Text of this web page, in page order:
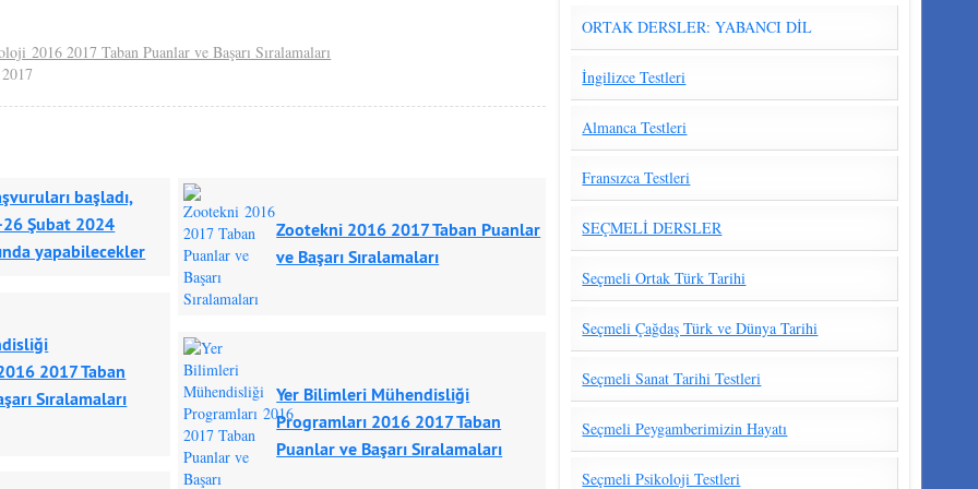
2016 2017 Taban Puanlar ve Başarı Sıralamaları
başladı,
Şubat 2024
yapabilecekler
Zootekni 2016 2017 Taban Puanlar
ve Başarı Sıralamaları
2017 Taban
Sıralamaları
Yer Bilimleri Mühendisliği
Programları 2016 2017 Taban
Puanlar ve Başarı Sıralamaları
ORTAK DERSLER: YABANCI DİL
İngilizce Testleri
Almanca Testleri
Fransızca Testleri
SEÇMELİ DERSLER
Seçmeli Ortak Türk Tarihi
Seçmeli Çağdaş Türk ve Dünya Tarihi
Seçmeli Sanat Tarihi Testleri
Seçmeli Peygamberimizin Hayatı
Seçmeli Psikoloji Testleri